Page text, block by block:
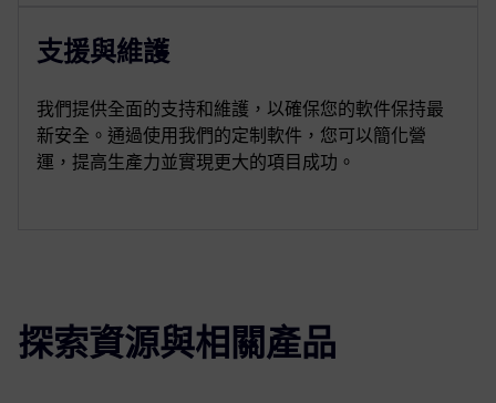
支援與維護
我們提供全面的支持和維護，以確保您的軟件保持最
新安全。通過使用我們的定制軟件，您可以簡化營
運，提高生產力並實現更大的項目成功。
探索資源與相關產品